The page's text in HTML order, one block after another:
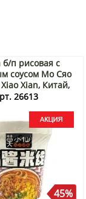
п рисовая с
соусом Мо Сяо
Xian, Китай,
г Акция
26613
45%